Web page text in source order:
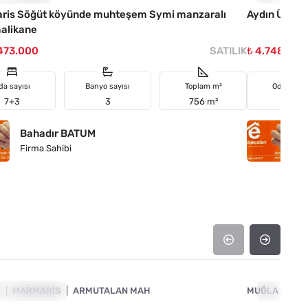
Söğüt köyünde muhteşem Symi manzaralı
SATILIK
sayısı
7+3
Banyo sayısı
3
Toplam m²
756 m²
Bahadır BATUM
Firma Sahibi
Aydın
₺ 4.748.960
Oda
UYGUN
MARMARIS ARMUTALAN MAH YATIRIMA
MUĞLA